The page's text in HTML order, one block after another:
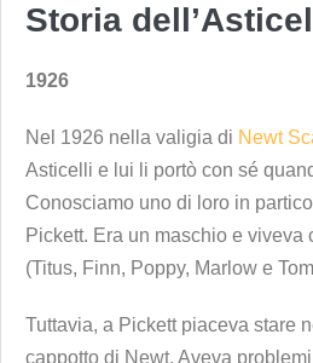
Storia
1926
Nel 1926 nella valigia di Newt
Asticelli e lui li portò con sé
Conosciamo uno di loro in
Pickett. Era un maschio e viveva
(Titus, Finn, Poppy, Marlow e
Tuttavia, a Pickett piaceva stare
cappotto di Newt. Aveva